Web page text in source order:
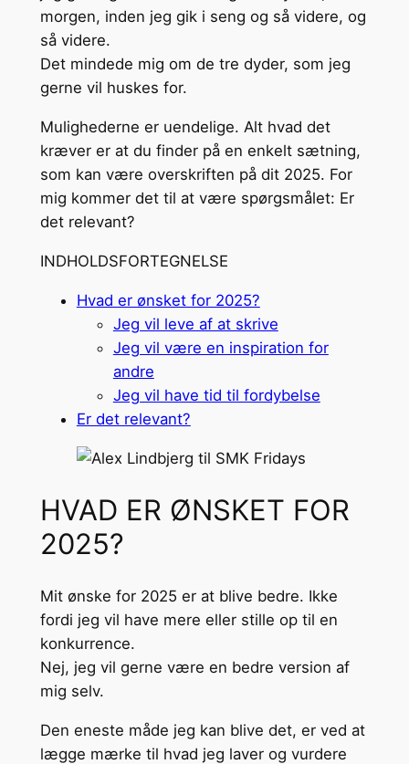
morgen, inden jeg gik i seng og så videre, og
så videre.
Det mindede mig om de tre dyder, som jeg
gerne vil huskes for.
Mulighederne er uendelige. Alt hvad det
kræver er at du finder på en enkelt sætning,
som kan være overskriften på dit 2025. For
mig kommer det til at være spørgsmålet: Er
det relevant?
INDHOLDSFORTEGNELSE
Hvad er ønsket for 2025?
Jeg vil leve af at skrive
Jeg vil være en inspiration for
andre
Jeg vil have tid til fordybelse
Er det relevant?
HVAD ER ØNSKET FOR
2025?
Mit ønske for 2025 er at blive bedre. Ikke
fordi jeg vil have mere eller stille op til en
konkurrence.
Nej, jeg vil gerne være en bedre version af
mig selv.
Den eneste måde jeg kan blive det, er ved at
lægge mærke til hvad jeg laver og vurdere